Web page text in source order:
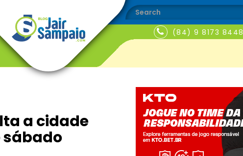
(84) 9 8173 8448
a cidade
sábado